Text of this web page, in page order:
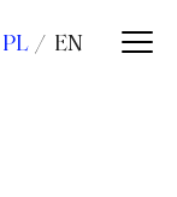
PL EN